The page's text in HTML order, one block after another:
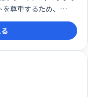
尊重するため、
ュメントを作成でき
！